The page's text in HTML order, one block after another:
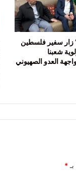
زار سفير فلسطين
شعبنا
العدو الصهيوني
*